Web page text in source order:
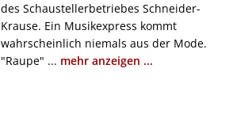
des Schaustellerbetriebes Schneider-
Krause. Ein Musikexpress kommt
wahrscheinlich niemals aus der Mode.
"Raupe" ... mehr anzeigen ...